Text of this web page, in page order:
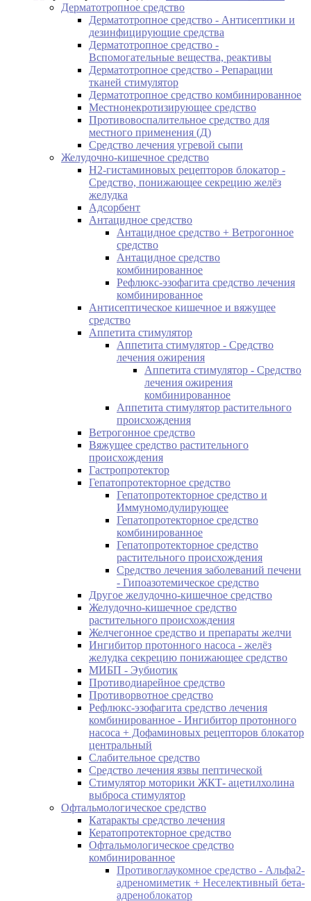
Дерматотропное средство
Дерматотропное средство - Антисептики и
дезинфицирующие средства
Дерматотропное средство -
Вспомогательные вещества, реактивы
Дерматотропное средство - Репарации
тканей стимулятор
Дерматотропное средство комбинированное
Местнонекротизирующее средство
Противовоспалительное средство для
местного применения (Д)
Средство лечения угревой сыпи
Желудочно-кишечное средство
H2-гистаминовых рецепторов блокатор -
Средство, понижающее секрецию желёз
желудка
Адсорбент
Антацидное средство
Антацидное средство + Ветрогонное
средство
Антацидное средство
комбинированное
Рефлюкс-эзофагита средство лечения
комбинированное
Антисептическое кишечное и вяжущее
средство
Аппетита стимулятор
Аппетита стимулятор - Средство
лечения ожирения
Аппетита стимулятор - Средство
лечения ожирения
комбинированное
Аппетита стимулятор растительного
происхождения
Ветрогонное средство
Вяжущее средство растительного
происхождения
Гастропротектор
Гепатопротекторное средство
Гепатопротекторное средство и
Иммуномодулирующее
Гепатопротекторное средство
комбинированное
Гепатопротекторное средство
растительного происхождения
Средство лечения заболеваний печени
- Гипоазотемическое средство
Другое желудочно-кишечное средство
Желудочно-кишечное средство
растительного происхождения
Желчегонное средство и препараты желчи
Ингибитор протонного насоса - желёз
желудка секрецию понижающее средство
МИБП - Эубиотик
Противодиарейное средство
Противорвотное средство
Рефлюкс-эзофагита средство лечения
комбинированное - Ингибитор протонного
насоса + Дофаминовых рецепторов блокатор
центральный
Слабительное средство
Средство лечения язвы пептической
Стимулятор моторики ЖКТ- ацетилхолина
выброса стимулятор
Офтальмологическое средство
Катаракты средство лечения
Кератопротекторное средство
Офтальмологическое средство
комбинированное
Противоглаукомное средство - Альфа2-
адреномиметик + Неселективный бета-
адреноблокатор